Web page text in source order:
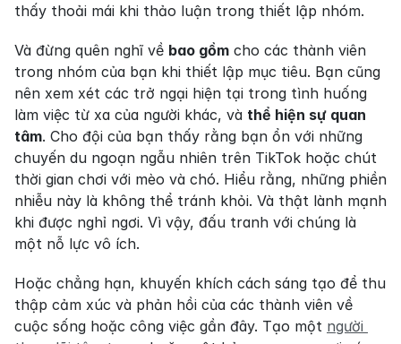
thấy thoải mái khi thảo luận trong thiết lập nhóm.
Và đừng quên nghĩ về bao gồm cho các thành viên
trong nhóm của bạn khi thiết lập mục tiêu. Bạn cũng
nên xem xét các trở ngại hiện tại trong tình huống
làm việc từ xa của người khác, và thể hiện sự quan
tâm. Cho đội của bạn thấy rằng bạn ổn với những
chuyến du ngoạn ngẫu nhiên trên TikTok hoặc chút
thời gian chơi với mèo và chó. Hiểu rằng, những phiền
nhiễu này là không thể tránh khỏi. Và thật lành mạnh
khi được nghỉ ngơi. Vì vậy, đấu tranh với chúng là
một nỗ lực vô ích.
Hoặc chẳng hạn, khuyến khích cách sáng tạo để thu
thập cảm xúc và phản hồi của các thành viên về
cuộc sống hoặc công việc gần đây. Tạo một người